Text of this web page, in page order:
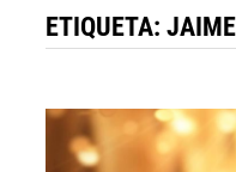
ETIQUETA: